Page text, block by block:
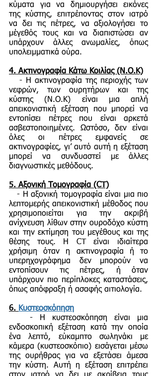
κύματα για να δημιουργήσει εικόνες
της κύστης, επιτρέποντας στον ιατρό
να δει τις πέτρες, να αξιολογήσει το
μέγεθός τους και να διαπιστώσει αν
υπάρχουν άλλες ανωμαλίες, όπως
υπολειμματικά ούρα.
4. Ακτινογραφία Κάτω Κοιλίας (Ν.Ο.Κ)
- Η ακτινογραφία της περιοχής των
νεφρών, των ουρητήρων και της
κύστης (Ν.Ο.Κ) είναι μια απλή
απεικονιστική εξέταση που μπορεί να
εντοπίσει πέτρες που είναι αρκετά
ασβεστοποιημένες. Ωστόσο, δεν είναι
όλες οι πέτρες εμφανείς σε
ακτινογραφίες, γι’ αυτό αυτή η εξέταση
μπορεί να συνδυαστεί με άλλες
διαγνωστικές μεθόδους.
5. Αξονική Τομογραφία (CT)
- Η αξονική τομογραφία είναι μια πιο
λεπτομερής απεικονιστική μέθοδος που
χρησιμοποιείται για την ακριβή
ανίχνευση λίθων στην ουροδόχο κύστη
και την εκτίμηση του μεγέθους και της
θέσης τους. Η CT είναι ιδιαίτερα
χρήσιμη όταν η ακτινογραφία ή το
υπερηχογράφημα δεν μπορούν να
εντοπίσουν τις πέτρες, ή όταν
υπάρχουν πιο περίπλοκες καταστάσεις,
όπως απόφραξη ή ασαφής αιτιολογία.
6. Κυστεοσκόπηση
- Η κυστεοσκόπηση είναι μια
ενδοσκοπική εξέταση κατά την οποία
ένα λεπτό, εύκαμπτο σωληνάκι με
κάμερα (κυστεοσκόπιο) εισάγεται μέσω
της ουρήθρας για να εξετάσει άμεσα
την κύστη. Αυτή η εξέταση επιτρέπει